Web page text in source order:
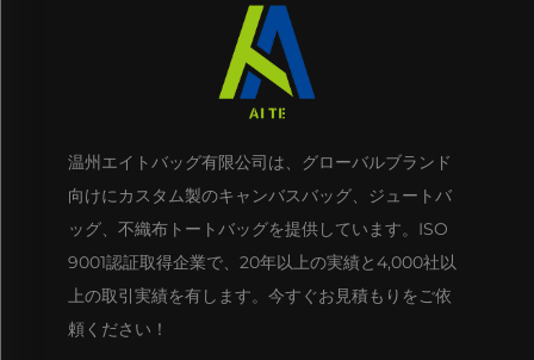
温州エイトバッグ有限公司は、グローバルブランド
向けにカスタム製のキャンバスバッグ、ジュートバ
ッグ、不織布トートバッグを提供しています。ISO
9001認証取得企業で、20年以上の実績と4,000社以
上の取引実績を有します。今すぐお見積もりをご依
頼ください！